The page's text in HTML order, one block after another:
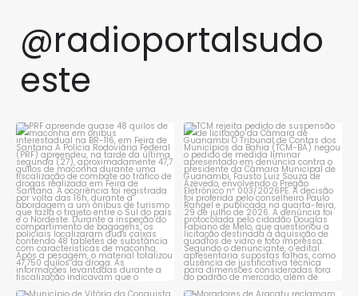
@radioportalsudo
este
PRF apreende quase 48 quilos
de maconha em ônibus...
1 0
TCM rejeita pedido de
suspensão de licitação da...
1 0